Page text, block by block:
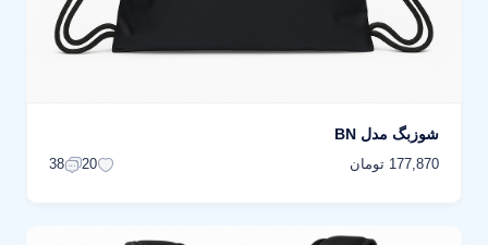
شوزبگ مدل BN
177,870 تومان 20
38